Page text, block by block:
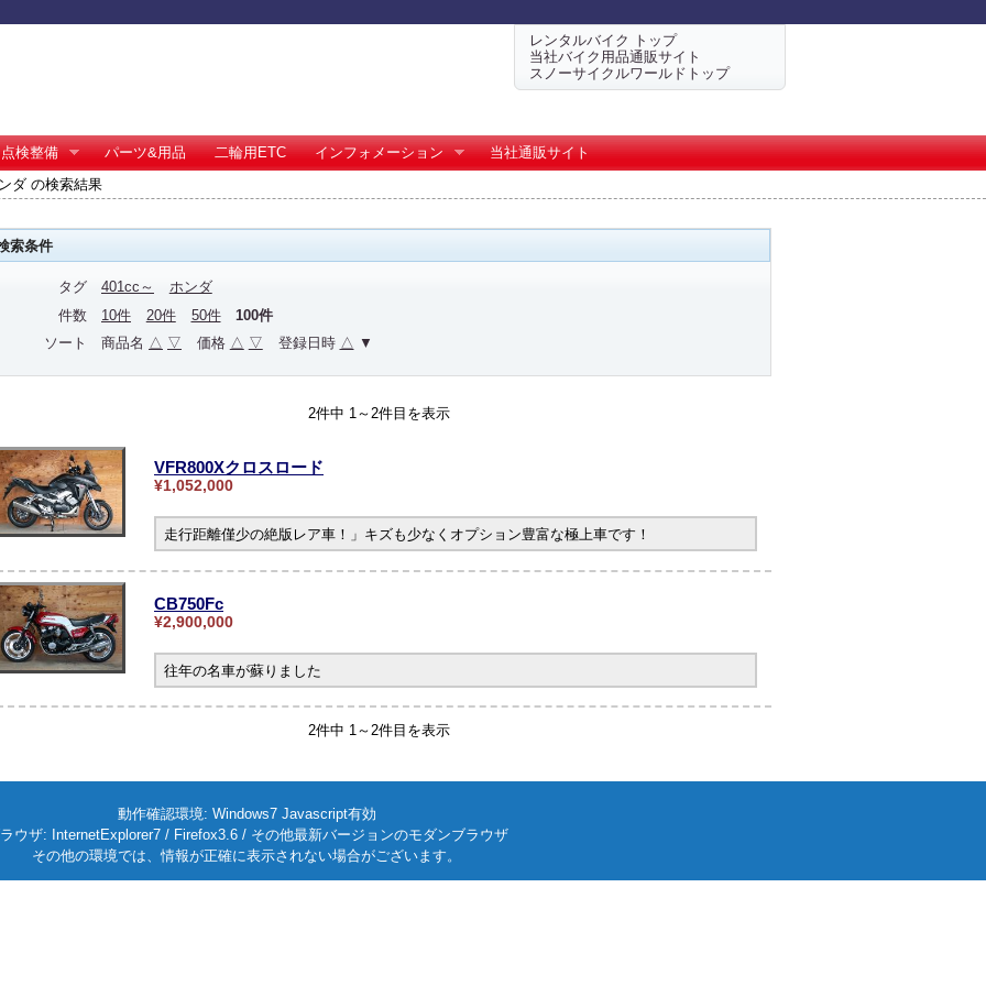
レンタルバイク トップ
当社バイク用品通販サイト
スノーサイクルワールドトップ
点検整備 パーツ&用品 二輪用ETC インフォメーション
当社通販サイト
ダ の検索結果
索条件
タグ 401cc～
ホンダ
件数
10件 20件 50件
100件
ソート
商品名 △ ▽ 価格 △ ▽ 登録日時 △ ▼
2件中 1～2件目を表示
VFR800Xクロスロード
¥1,052,000
走行距離僅少の絶版レア車！」キズも少なくオプション豊富な極上車です！
CB750Fc
¥2,900,000
往年の名車が蘇りました
2件中 1～2件目を表示
動作確認環境: Windows7 Javascript有効
ウザ: InternetExplorer7 / Firefox3.6 / その他最新バージョンのモダンブラウザ
その他の環境では、情報が正確に表示されない場合がございます。